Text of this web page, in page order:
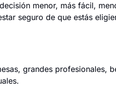
menor, más fácil,
seguro de que estás
grandes profesionales,